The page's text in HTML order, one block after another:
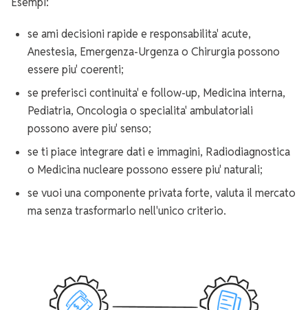
se ami decisioni rapide e responsabilita' acute,
Anestesia, Emergenza-Urgenza o Chirurgia possono
essere piu' coerenti;
se preferisci continuita' e follow-up, Medicina interna,
Pediatria, Oncologia o specialita' ambulatoriali
possono avere piu' senso;
se ti piace integrare dati e immagini, Radiodiagnostica
o Medicina nucleare possono essere piu' naturali;
se vuoi una componente privata forte, valuta il mercato
ma senza trasformarlo nell'unico criterio.